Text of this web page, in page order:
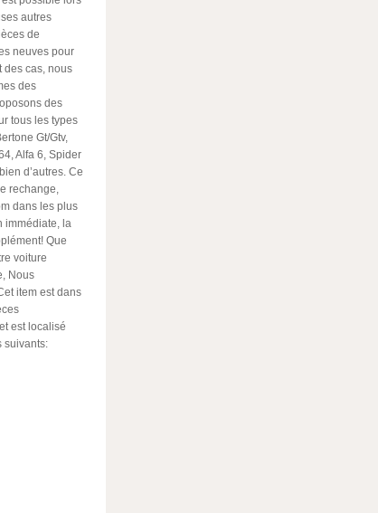
autres
de
neuves pour
des cas, nous
des
des
tous les types
Gt/Gtv,
Alfa 6, Spider
d’autres. Ce
rechange,
dans les plus
immédiate, la
Que
voiture
Nous
item est dans
est localisé
suivants: